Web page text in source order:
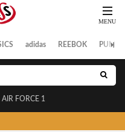
adidas REEBOK PUMA
AIR FORCE 1